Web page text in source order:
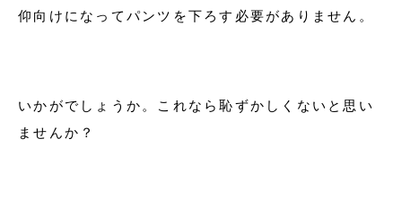
仰向けになってパンツを下ろす必要がありません。
いかがでしょうか。これなら恥ずかしくないと思い
ませんか？